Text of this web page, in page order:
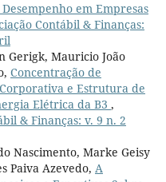
em Empresas
Contábil & Finanças:
Gerigk, Mauricio João
Concentração de
e Estrutura de
Elétrica da B3 ,
& Finanças: v. 9 n. 2
Nascimento, Marke Geisy
Paiva Azevedo, A